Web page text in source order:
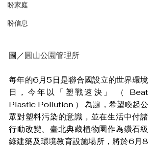
盼家庭
盼信息
圖／圓山公園管理所
每年的6月5日是聯合國設立的世界環境
日，今年以「塑戰速決」 （ Beat
Plastic Pollution ） 為題，希望喚起公
眾對塑料污染的意識，並在生活中付諸
行動改變。臺北典藏植物園作為鑽石級
綠建築及環境教育設施場所，將於6月8